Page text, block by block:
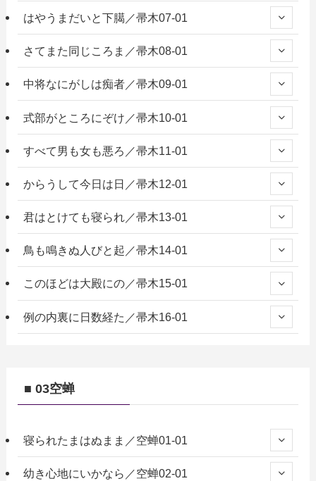
はやうまだいと下臈／帚木07-01
さてまた同じころま／帚木08-01
中将なにがしは痴者／帚木09-01
式部がところにぞけ／帚木10-01
すべて男も女も悪ろ／帚木11-01
からうして今日は日／帚木12-01
君はとけても寝られ／帚木13-01
鳥も鳴きぬ人びと起／帚木14-01
このほどは大殿にの／帚木15-01
例の内裏に日数経た／帚木16-01
■ 03空蝉
寝られたまはぬまま／空蝉01-01
幼き心地にいかなら／空蝉02-01